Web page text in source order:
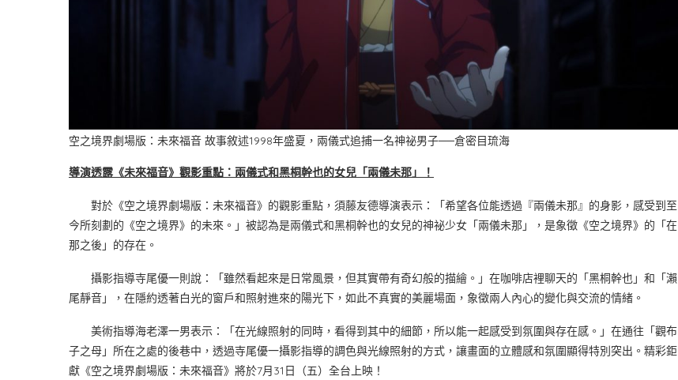
空之境界劇場版：未來福音 故事敘述1998年盛夏，兩儀式追捕一名神祕男子──倉密目琉海
導演透露《未來福音》觀影重點：兩儀式和黑桐幹也的女兒「兩儀未那」！
對於《空之境界劇場版：未來福音》的觀影重點，須藤友德導演表示：「希望各位能透過『兩儀未那』的身影，感受到至
今所刻劃的《空之境界》的未來。」被認為是兩儀式和黑桐幹也的女兒的神祕少女「兩儀未那」，是象徵《空之境界》的「在
那之後」的存在。
攝影指導寺尾優一則說：「雖然看起來是日常風景，但其實帶有奇幻般的描繪。」在咖啡店裡聊天的「黑桐幹也」和「瀨
尾靜音」，在隱約透著白光的窗戶和照射進來的陽光下，如此不真實的美麗場面，象徵兩人內心的變化與交流的情緒。
美術指導海老澤一男表示：「在光線照射的同時，看得到其中的細節，所以能一起感受到氛圍與存在感。」在通往「觀布
子之母」所在之處的後巷中，透過寺尾優一攝影指導的調色與光線照射的方式，讓畫面的立體感和氛圍顯得特別突出。精彩鉅
獻《空之境界劇場版：未來福音》將於7月31日（五）全台上映！